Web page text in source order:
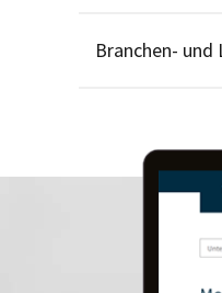
Branchen- und